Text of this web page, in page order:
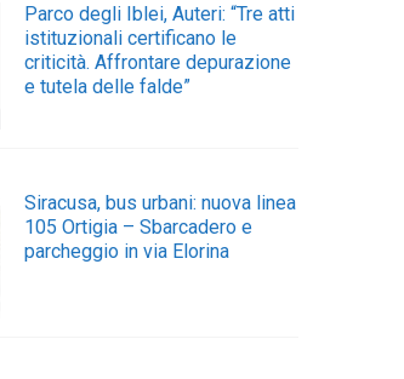
Parco degli Iblei, Auteri: “Tre atti
istituzionali certificano le
criticità. Affrontare depurazione
e tutela delle falde”
Siracusa, bus urbani: nuova linea
105 Ortigia – Sbarcadero e
parcheggio in via Elorina